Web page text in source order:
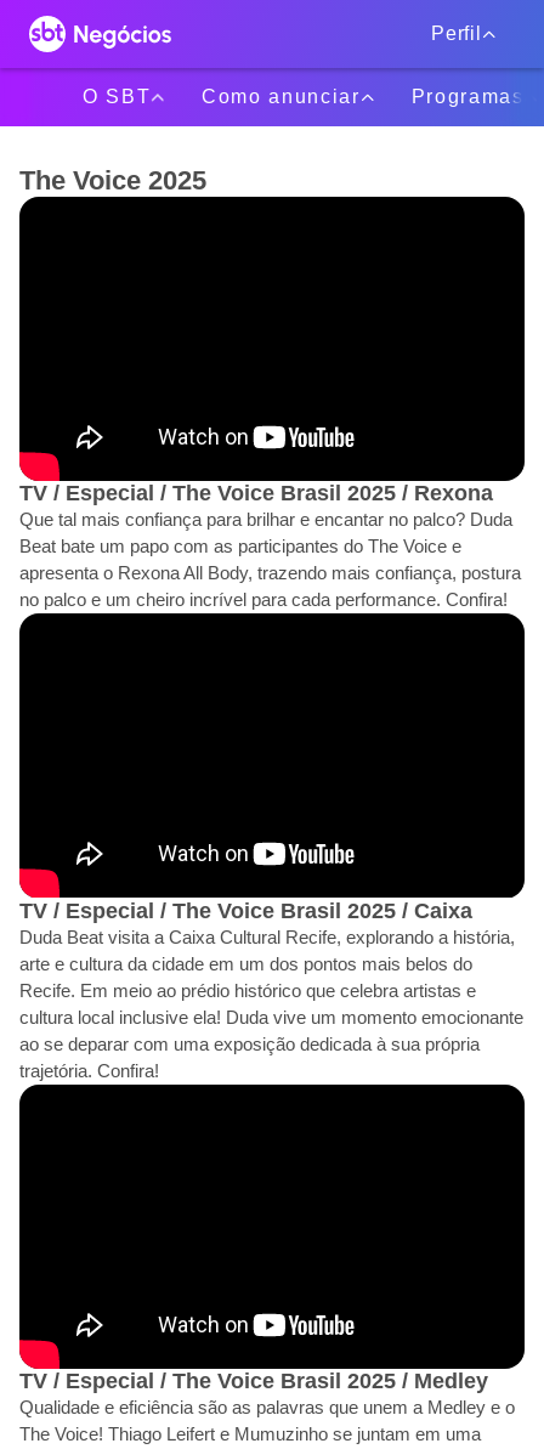
Perfil
O SBT Como anunciar Programas
The Voice 2025
TV / Especial / The Voice Brasil 2025 / Rexona
Que tal mais confiança para brilhar e encantar no palco? Duda
Beat bate um papo com as participantes do The Voice e
apresenta o Rexona All Body, trazendo mais confiança, postura
no palco e um cheiro incrível para cada performance. Confira!
TV / Especial / The Voice Brasil 2025 / Caixa
Duda Beat visita a Caixa Cultural Recife, explorando a história,
arte e cultura da cidade em um dos pontos mais belos do
Recife. Em meio ao prédio histórico que celebra artistas e
cultura local inclusive ela! Duda vive um momento emocionante
ao se deparar com uma exposição dedicada à sua própria
trajetória. Confira!
TV / Especial / The Voice Brasil 2025 / Medley
Qualidade e eficiência são as palavras que unem a Medley e o
The Voice! Thiago Leifert e Mumuzinho se juntam em uma